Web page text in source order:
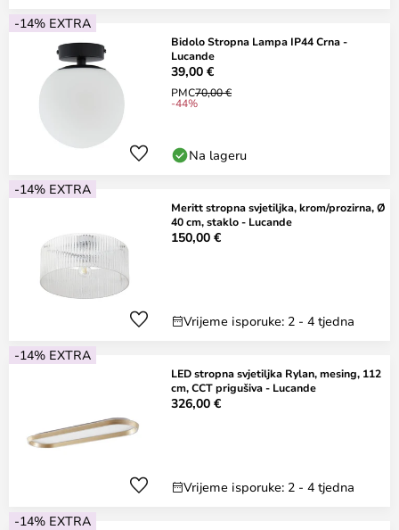
-14% EXTRA
Bidolo Stropna Lampa IP44 Crna -
Lucande
39,00 €
PMC70,00 €
-44%
Na lageru
-14% EXTRA
Meritt stropna svjetiljka, krom/prozirna, Ø
40 cm, staklo - Lucande
150,00 €
Vrijeme isporuke: 2 - 4 tjedna
-14% EXTRA
LED stropna svjetiljka Rylan, mesing, 112
cm, CCT prigušiva - Lucande
326,00 €
Vrijeme isporuke: 2 - 4 tjedna
-14% EXTRA